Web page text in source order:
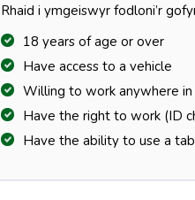
Rhaid i ymgeiswyr fodloni’r
18 years of age or over
Have access to a vehicle
Willing to work anywhere in
Have the right to work (ID
Have the ability to use a